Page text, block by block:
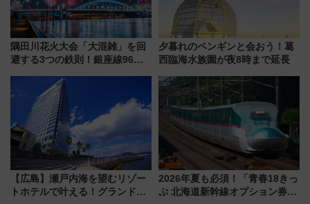
隅田川花火大会「大混雑」を回
避する3つの鉄則！銀座線96本
ツリー駅の規制まとめ 7/25開催
（2026年）
夕暮れのペンギンと会おう！葛
西臨海水族園が夜8時まで延長
【広島】瀬戸内海を望むリゾー
トホテルで叶える！グランドプ
2026年夏も必須！「青春18きっ
ぷ 北海道新幹線オプション券」